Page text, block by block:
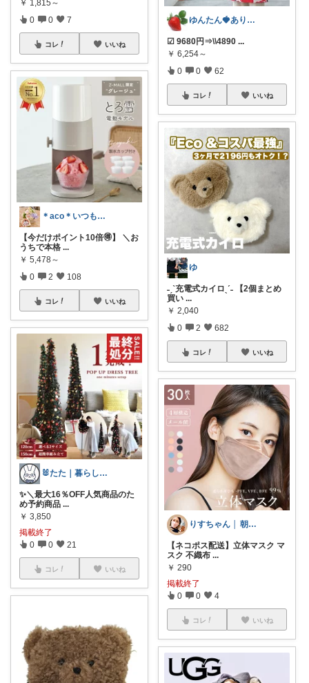
￥ 1,815～
0 0 7
コレ いいね
＊aco＊いつもありがとうございます♡
【今だけポイント10倍🉐】 ＼お
うちで本格 ...
￥ 5,478～
0 2 108
コレ いいね
🐰たた｜暮らしと子育て
✨＼最大16％OFF人気商品のた
め予約商品 ...
￥ 3,850
掲載終了
0 0 21
コレ いいね
ゆんたん🍓ありがとう(୨୧•͈ᴗ•͈)
︎︎︎︎︎︎☑︎ 9680円⇒\\4890 ...
￥ 6,254～
0 0 62
コレ いいね
ゆ
˗ˏˋ充電式カイロˎˊ˗ 【2個まとめ
買い ...
￥ 2,040
0 2 682
コレ いいね
りすちゃん │ 朝コレ
【ネコポス配送】立体マスク マ
スク 不織布 ...
￥ 290
掲載終了
0 0 4
コレ いいね